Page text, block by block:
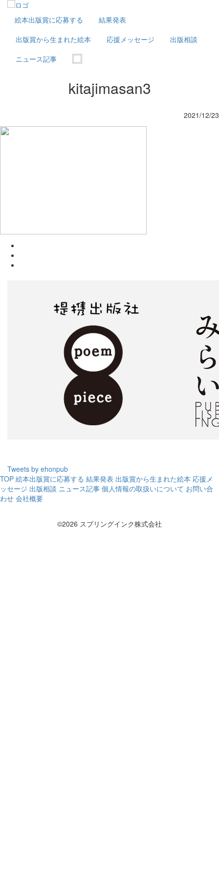
絵本出版賞に応募する
結果発表
出版賞から生まれた絵本
応援メッセージ
出版相談
ニュース記事
kitajimasan3
2021/12/23
Tweets by ehonpub
TOP 絵本出版賞に応募する 結果発表 出版賞から生まれた絵本 応援メ
ッセージ 出版相談 ニュース記事 個人情報の取扱いについて お問い合
わせ 会社概要
©2026 スプリングインク株式会社